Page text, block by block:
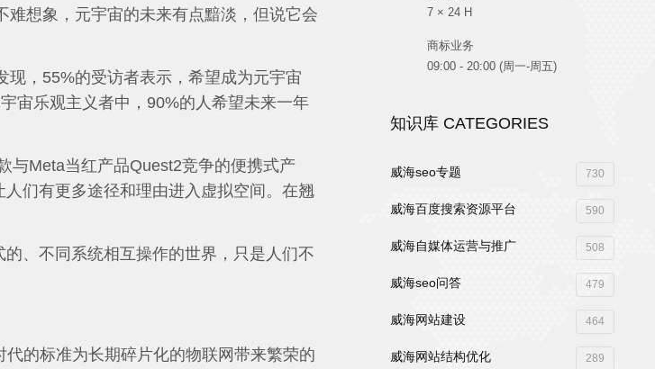
想象，元宇宙的未来有点黯淡，但说它会
现，55%的受访者表示，希望成为元宇宙
宙乐观主义者中，90%的人希望未来一年
与Meta当红产品Quest2竞争的便携式产
们有更多途径和理由进入虚拟空间。在翘
、不同系统相互操作的世界，只是人们不
的标准为长期碎片化的物联网带来繁荣的
7 × 24 H
商标业务
09:00 - 20:00 (周一-周五)
知识库 CATEGORIES
威海seo专题 730
威海百度搜索资源平台 590
威海自媒体运营与推广 508
威海seo问答 479
威海网站建设 464
威海网站结构优化 289